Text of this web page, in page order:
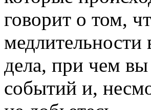
говорит о том,
дела, при чем
событий и,